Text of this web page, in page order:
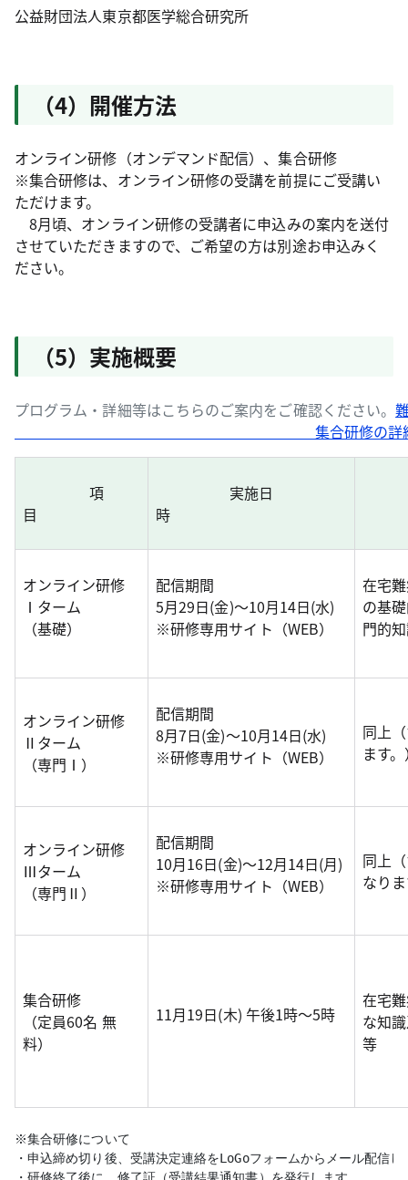
公益財団法人東京都医学総合研究所
（4）開催方法
オンライン研修（オンデマンド配信）、集合研修
※集合研修は、オンライン研修の受講を前提にご受講い
ただけます。
8月頃、オンライン研修の受講者に申込みの案内を送付
させていただきますので、ご希望の方は別途お申込みく
ださい。
（5）実施概要
プログラム・詳細等はこちらのご案内をご確認ください。
集合研修の詳細について
項
目
実施日
時
オンライン研修
Ⅰターム
（基礎）
配信期間
5月29日(金)～10月14日(水)
※研修専用サイト（WEB）
在宅
の基
門的
オンライン研修
Ⅱターム
（専門Ⅰ）
配信期間
8月7日(金)～10月14日(水)
※研修専用サイト（WEB）
同上
ます
オンライン研修
Ⅲターム
（専門Ⅱ）
配信期間
10月16日(金)～12月14日(月)
※研修専用サイト（WEB）
同上
なり
集合研修
（定員60名 無
料）
11月19日(木) 午後1時～5時
在宅
な知
等
※集合研修について
・申込締め切り後、受講決定連絡をLoGoフォームからメール配信し